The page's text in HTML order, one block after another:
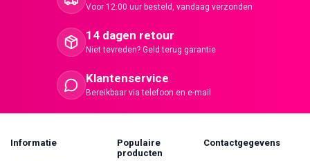
Voor 12:00 uur besteld, vandaag verzonden
14 dagen retour
Niet tevreden? Geld terug garantie
Klantenservice
Bereikbaar via telefoon en e-mail
Informatie
Populaire
producten
Contactgegevens